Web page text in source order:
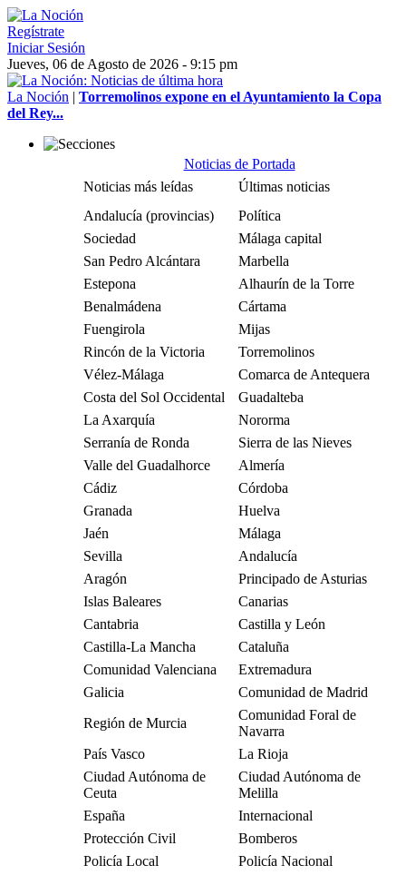
Regístrate
Iniciar Sesión
Jueves, 06 de Agosto de 2026 - 9:15 pm
La Noción | Torremolinos expone en el Ayuntamiento la Copa
del Rey...
Noticias de Portada
Noticias más leídas
Últimas noticias
Andalucía (provincias)
Política
Sociedad
Málaga capital
San Pedro Alcántara
Marbella
Estepona
Alhaurín de la Torre
Benalmádena
Cártama
Fuengirola
Mijas
Rincón de la Victoria
Torremolinos
Vélez-Málaga
Comarca de Antequera
Costa del Sol Occidental
Guadalteba
La Axarquía
Nororma
Serranía de Ronda
Sierra de las Nieves
Valle del Guadalhorce
Almería
Cádiz
Córdoba
Granada
Huelva
Jaén
Málaga
Sevilla
Andalucía
Aragón
Principado de Asturias
Islas Baleares
Canarias
Cantabria
Castilla y León
Castilla-La Mancha
Cataluña
Comunidad Valenciana
Extremadura
Galicia
Comunidad de Madrid
Región de Murcia
Comunidad Foral de
Navarra
País Vasco
La Rioja
Ciudad Autónoma de
Ceuta
Ciudad Autónoma de
Melilla
España
Internacional
Protección Civil
Bomberos
Policía Local
Policía Nacional